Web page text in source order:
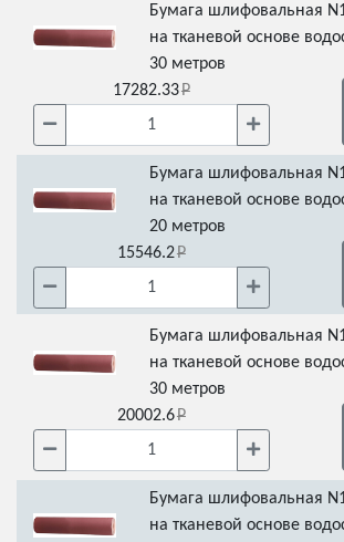
Бумага шлифовальная
на тканевой основе
30 метров
17282.33
Бумага шлифовальная
на тканевой основе
20 метров
15546.2
Бумага шлифовальная
на тканевой основе
30 метров
20002.6
Бумага шлифовальная
на тканевой основе